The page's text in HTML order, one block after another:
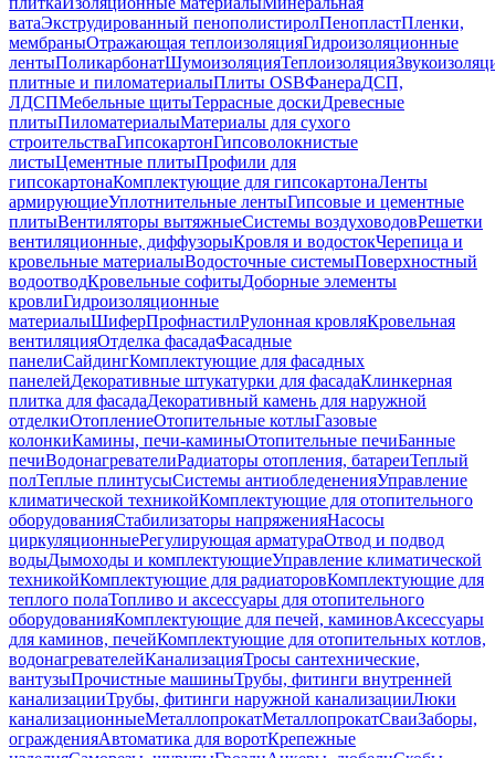
ватаЭкструдированный пенополистиролПенопластПленки,
мембраныОтражающая теплоизоляцияГидроизоляционные
лентыПоликарбонатШумоизоляцияТеплоизоляция
плитные и пиломатериалыПлиты OSBФанераДСП,
ЛДСПМебельные щитыТеррасные доскиДревесные
плитыПиломатериалыМатериалы для сухого
строительстваГипсокартонГипсоволокнистые
листыЦементные плитыПрофили для
гипсокартонаКомплектующие для гипсокартонаЛенты
армирующиеУплотнительные лентыГипсовые и цементные
плитыВентиляторы вытяжныеСистемы воздуховодовРешетки
вентиляционные, диффузорыКровля и водостокЧерепица и
кровельные материалыВодосточные системыПоверхностный
водоотводКровельные софитыДоборные элементы
кровлиГидроизоляционные
материалыШиферПрофнастилРулонная кровляКровельная
вентиляцияОтделка фасадаФасадные
панелиСайдингКомплектующие для фасадных
панелейДекоративные штукатурки для фасадаКлинкерная
плитка для фасадаДекоративный камень для наружной
отделкиОтоплениеОтопительные котлыГазовые
колонкиКамины, печи-каминыОтопительные печиБанные
печиВодонагревателиРадиаторы отопления, батареиТеплый
полТеплые плинтусыСистемы антиобледененияУправление
климатической техникойКомплектующие для отопительного
оборудованияСтабилизаторы напряженияНасосы
циркуляционныеРегулирующая арматураОтвод и подвод
водыДымоходы и комплектующиеУправление климатической
техникойКомплектующие для радиаторовКомплектующие для
теплого полаТопливо и аксессуары для отопительного
оборудованияКомплектующие для печей, каминовАксессуары
для каминов, печейКомплектующие для отопительных котлов,
водонагревателейКанализацияТросы сантехнические,
вантузыПрочистные машиныТрубы, фитинги внутренней
канализацииТрубы, фитинги наружной канализацииЛюки
канализационныеМеталлопрокатМеталлопрокатСваиЗаборы,
огражденияАвтоматика для воротКрепежные